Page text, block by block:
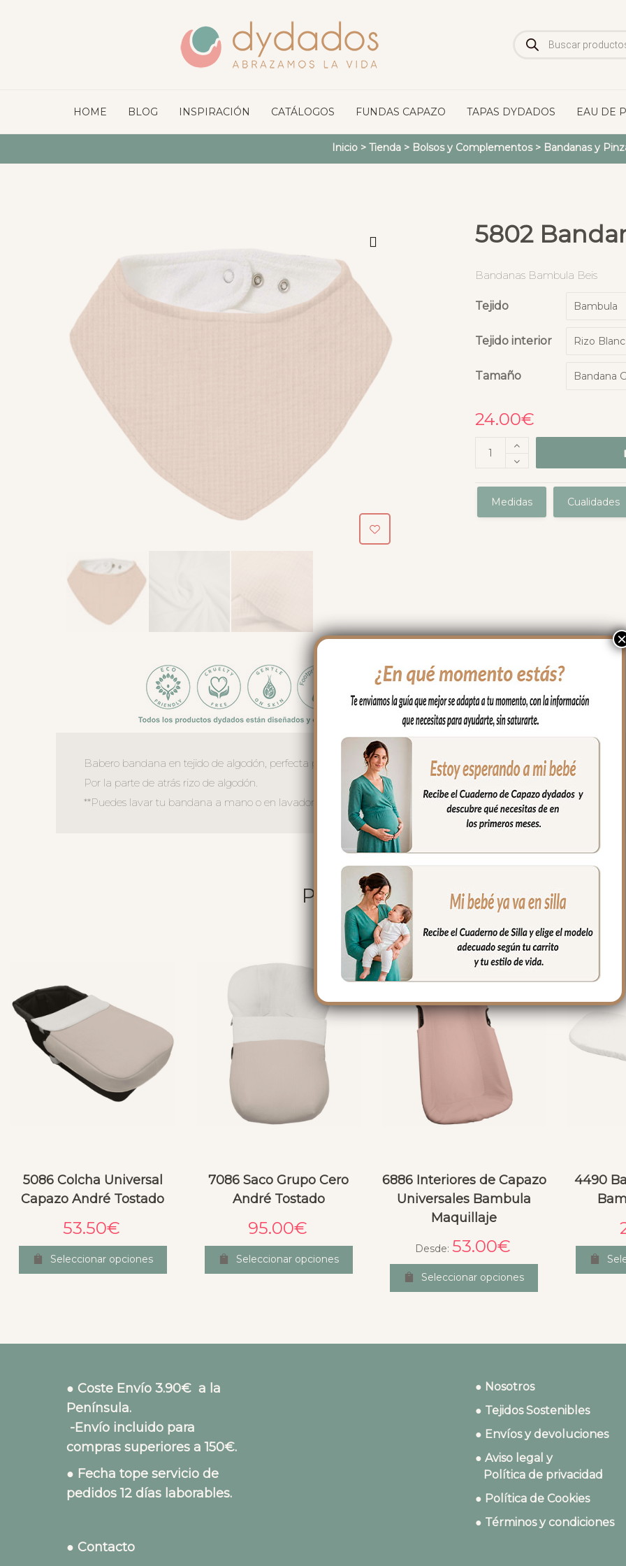
de
productos
HOME BLOG INSPIRACIÓN CATÁLOGOS FUNDAS CAPAZO TAPAS DYDADOS EAU DE
Inicio> Tienda> Bolsos y Complementos> Bandanas y
5802
Bandanas Bambula Beis
Tejido
Tejido interior
Tamaño
24.00€
Medidas Cualidades
Babero bandana en tejido de algodón, perfecta para tu bebé cuando comienza con la dentición.
Por la parte de atrás rizo de algodón.
**Puedes lavar tu bandana a mano o en lavadora, siempre agua fría, jabones no abrasivos y secado al natural.
PRODUCTOS RELACIONADOS
5086 Colcha Universal
Capazo André Tostado
53.50€
Seleccionar opciones
7086 Saco Grupo Cero
André Tostado
95.00€
Seleccionar opciones
6886 Interiores de Capazo
Universales Bambula
Maquillaje
Desde: 53.00€
Seleccionar opciones
4490
● Coste Envío 3.90€ a la
Península.
-Envío incluido para
compras superiores a 150€.
● Fecha tope servicio de
pedidos 12 días laborables.
● Contacto
● Nosotros
● Tejidos Sostenibles
● Envíos y devoluciones
● Aviso legal y
Política de privacidad
● Política de Cookies
● Términos y condiciones
×